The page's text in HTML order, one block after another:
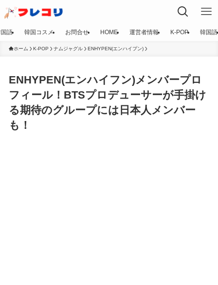
語 韓国コスメ お問合せ HOME 運営者情報 K-POP 韓国語
ホーム K-POP ナムジャグル ENHYPEN(エンハイプン)
ENHYPEN(エンハイフン)メンバープロ
フィール！BTSプロデューサーが手掛け
る期待のグループには日本人メンバー
も！